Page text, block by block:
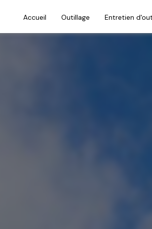
Accueil Outillage Entretien